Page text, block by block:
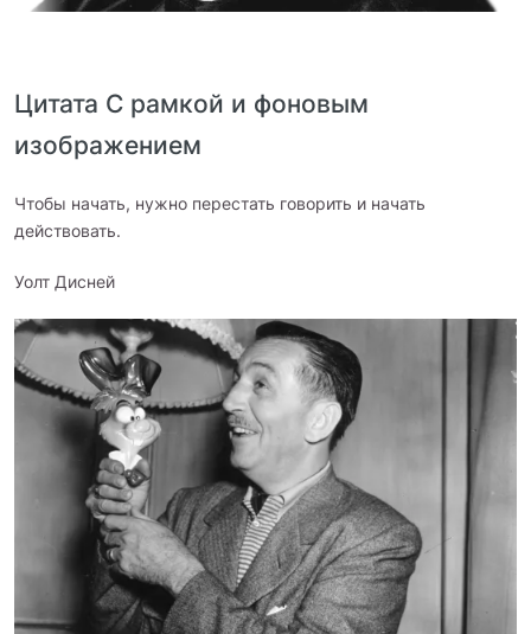
Цитата С рамкой и фоновым
изображением
Чтобы начать, нужно перестать говорить и начать
действовать.
Уолт Дисней